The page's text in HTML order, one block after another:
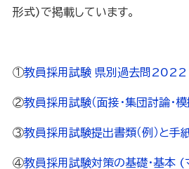
形式)で掲載しています。
①教員採用試験 県別過去問2022
②教員採用試験（面接・集団討論・
③教員採用試験提出書類（例）と手
④教員採用試験対策の基礎・基本 (